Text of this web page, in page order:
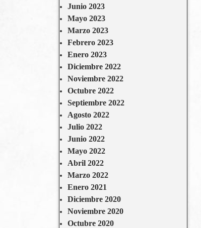
Junio 2023
Mayo 2023
Marzo 2023
Febrero 2023
Enero 2023
Diciembre 2022
Noviembre 2022
Octubre 2022
Septiembre 2022
Agosto 2022
Julio 2022
Junio 2022
Mayo 2022
Abril 2022
Marzo 2022
Enero 2021
Diciembre 2020
Noviembre 2020
Octubre 2020